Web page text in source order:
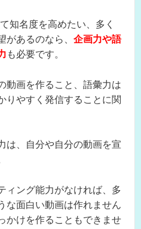
知名度を高めたい、多く
があるのなら、 企画力や語
も必要です。
動画を作ること、語彙力は
りやすく発信することに関
は、自分や自分の動画を宣
ィング能力がなければ、多
な面白い動画は作れません
かけを作ることもできませ